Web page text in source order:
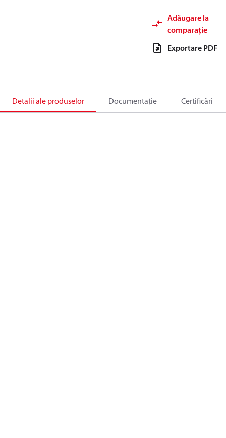
Adăugare la
comparație
Exportare PDF
Detalii ale produselor Documentație Certificări